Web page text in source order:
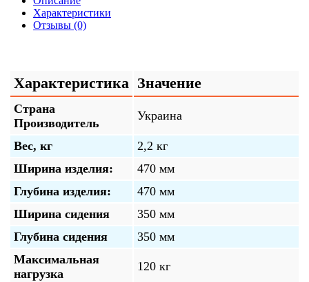
Характеристики
Отзывы (0)
Характеристика Значение
Страна
Производитель
Украина
Вес, кг
2,2 кг
Ширина изделия:
470 мм
Глубина изделия:
470 мм
Ширина сидения
350 мм
Глубина сидения
350 мм
Максимальная
нагрузка
120 кг